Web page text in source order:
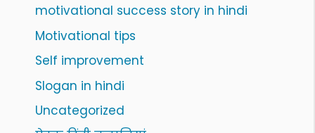
motivational success story in hindi
Motivational tips
Self improvement
Slogan in hindi
Uncategorized